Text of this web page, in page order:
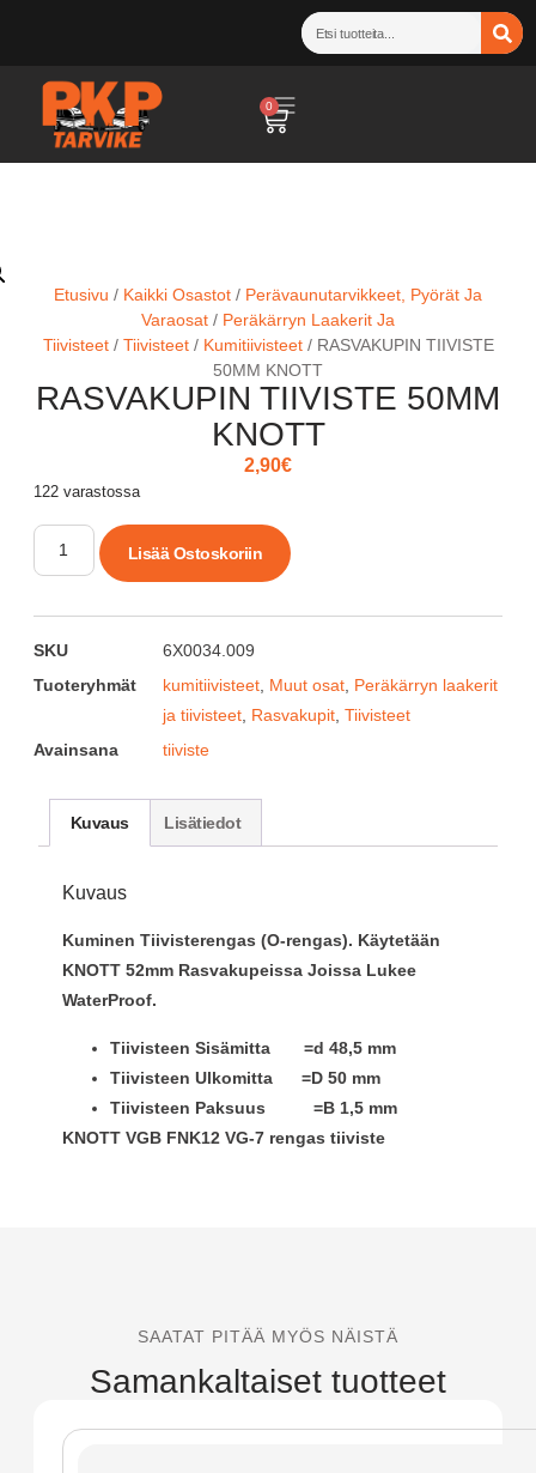
0
Etusivu / Kaikki Osastot / Perävaunutarvikkeet, Pyörät Ja
Varaosat / Peräkärryn Laakerit Ja
Tiivisteet/ Tiivisteet/ Kumitiivisteet/ RASVAKUPIN TIIVISTE
50MM KNOTT
RASVAKUPIN TIIVISTE 50MM
KNOTT
2,90€
122 varastossa
Lisää Ostoskoriin
SKU
6X0034.009
Tuoteryhmät
kumitiivisteet Muut osat Peräkärryn laakerit
ja tiivisteet Rasvakupit Tiivisteet
Avainsana
tiiviste
Kuvaus Lisätiedot
Kuvaus
Kuminen Tiivisterengas (O-rengas). Käytetään
KNOTT 52mm Rasvakupeissa Joissa Lukee
WaterProof.
Tiivisteen Sisämitta =d 48,5 mm
Tiivisteen Ulkomitta =D 50 mm
Tiivisteen Paksuus =B 1,5 mm
KNOTT VGB FNK12 VG-7 rengas tiiviste
SAATAT PITÄÄ MYÖS NÄISTÄ
Samankaltaiset tuotteet